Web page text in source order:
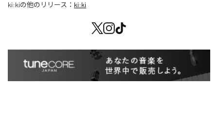
ki:kiの他のリリース： ki:ki